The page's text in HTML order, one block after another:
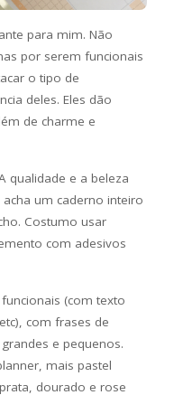
para mim. Não
por serem funcionais
o tipo de
deles. Eles dão
de charme e
qualidade e a beleza
um caderno inteiro
Costumo usar
com adesivos
(com texto
com frases de
e pequenos.
mais pastel
dourado e rose